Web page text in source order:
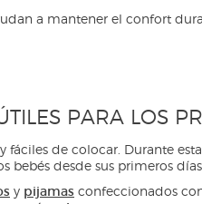
a mantener el confort
PARA LOS
y fáciles de colocar. Durante
bebés desde sus primeros días.
y pijamas confeccionados